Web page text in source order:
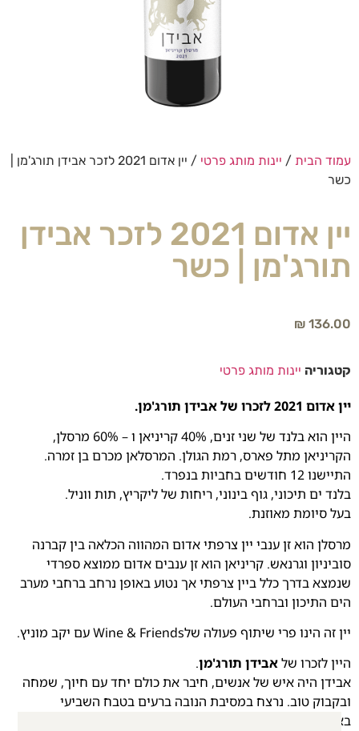
עמוד הבית / יינות מותג פרטי
/ יין אדום 2021 לזכר אבידן תורג'מן |
כשר
יין אדום 2021 לזכר אבידן
תורג'מן | כשר
₪ 136.00
קטגוריה יינות מותג פרטי
יין אדום 2021 לזכרו של אבידן תורג'מן.
היין הוא בלנד של שני זנים, 40% קריניאן ו – 60% מרסלן,
הקריניאן מתל פארס, רמת הגולן. המרסלאן מכרם בן זמרה.
התיישנו 12 חודשים בחביות בנפרד.
בלנד ים תיכוני, גוף בינוני, ריחות של ליקריץ, תות ווניל.
בעל סיומת מאוזנת.
מרסלן הוא זן ענבי יין צרפתי אדום המהווה הכלאה בין קברנה
סוביניון וגרנאש. קריניאן הוא זן ענבים אדום ממוצא ספרדי
שנמצא בדרך כלל ביין צרפתי אך נטוע באופן נרחב ברחבי מערב
הים התיכון וברחבי העולם.
יין זה הינו פרי שיתוף פעולה שלWine & Friends עם יקב מוניץ.
היין לזכרו שלאבידן תורג'מן.
אבידן היה איש של אנשים, חיבר את כולם יחד עם חיוך, שמחה
ובקבוק טוב. נרצח במסיבת הנובה ברעים בטבח השביעי
באוקטובר 2023.